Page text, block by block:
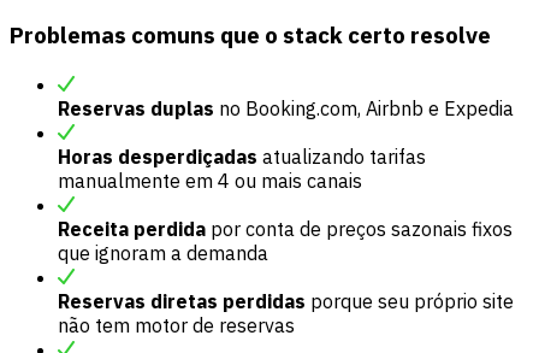
Problemas comuns que o stack certo resolve
Reservas duplas no Booking.com, Airbnb e Expedia
Horas desperdiçadas atualizando tarifas
manualmente em 4 ou mais canais
Receita perdida por conta de preços sazonais fixos
que ignoram a demanda
Reservas diretas perdidas porque seu próprio site
não tem motor de reservas